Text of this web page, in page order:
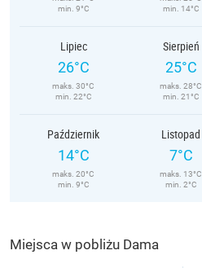
min. 9°C
min. 14°C
Lipiec
26°C
maks. 30°C
min. 22°C
Sierpień
25°C
maks. 28°C
min. 21°C
Październik
14°C
maks. 20°C
min. 9°C
Listopad
7°C
maks. 13°C
min. 2°C
Miejsca w pobliżu Dama